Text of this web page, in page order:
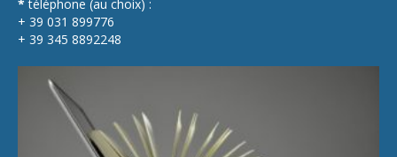
* téléphone (au choix) :
+ 39 031 899776
+ 39 345 8892248